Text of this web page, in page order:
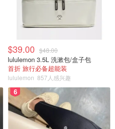
$39.00 $48.00
lululemon 3.5L 洗漱包/盒子包
首折 旅行必备超能装
lululemon 857人感兴趣
6